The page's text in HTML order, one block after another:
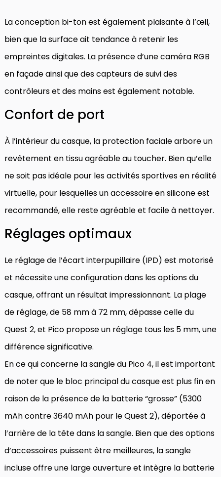
La conception bi-ton est également plaisante à l’œil,
bien que la surface ait tendance à retenir les
empreintes digitales. La présence d’une caméra RGB
en façade ainsi que des capteurs de suivi des
contrôleurs et des mains est également notable.
Confort de port
À l’intérieur du casque, la protection faciale arbore un
revêtement en tissu agréable au toucher. Bien qu’elle
ne soit pas idéale pour les activités sportives en réalité
virtuelle, pour lesquelles un accessoire en silicone est
recommandé, elle reste agréable et facile à nettoyer.
Réglages optimaux
Le réglage de l’écart interpupillaire (IPD) est motorisé
et nécessite une configuration dans les options du
casque, offrant un résultat impressionnant. La plage
de réglage, de 58 mm à 72 mm, dépasse celle du
Quest 2, et Pico propose un réglage tous les 5 mm, une
différence significative.
En ce qui concerne la sangle du Pico 4, il est important
de noter que le bloc principal du casque est plus fin en
raison de la présence de la batterie “grosse” (5300
mAh contre 3640 mAh pour le Quest 2), déportée à
l’arrière de la tête dans la sangle. Bien que des options
d’accessoires puissent être meilleures, la sangle
incluse offre une large ouverture et intègre la batterie